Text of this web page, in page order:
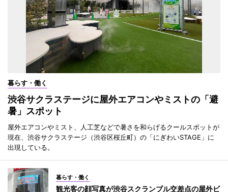
暮らす・働く
渋谷サクラステージに屋外エアコンやミストの「避
暑」スポット
屋外エアコンやミスト、人工芝などで暑さを和らげるクールスポットが
現在、渋谷サクラステージ（渋谷区桜丘町）の「にぎわいSTAGE」に
出現している。
暮らす・働く
観光客の顔写真が渋谷スクランブル交差点の屋外ビ